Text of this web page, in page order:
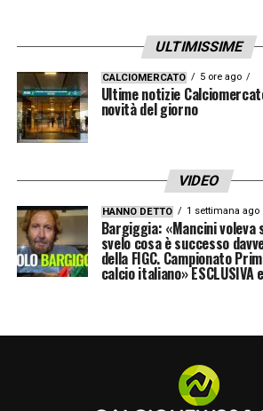
grande stimolo, alimentato
messaggi arrivati in questi
Coverciano. Sappiamo che
nostra semifinale e hanno
La maglia azzurra ha un peso,
parte di un’unica grande
sognare in grande. E’ giusto
provando a seguire la strada
sono adesso poco più grandi
ottimizzato la gestione delle
ULTIMISSIME
CALCIOMERCATO 5 ore ago
Ultime notizie
novità del giorno
VIDEO
HANNO DETTO 1 settimana ago
Bargiggia: «Mancini voleva
svelo cosa è successo
della FIGC. Campionato
calcio italiano» ESCLUSIVA